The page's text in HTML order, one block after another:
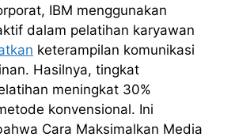
IBM menggunakan
dalam pelatihan karyawan
keterampilan komunikasi
Hasilnya, tingkat
meningkat 30%
konvensional. Ini
Cara Maksimalkan Media